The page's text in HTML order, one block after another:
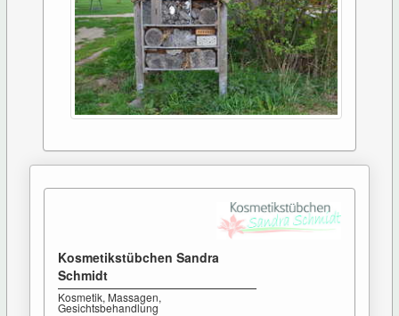
Kosmetikstübchen Sandra
Schmidt
Kosmetik, Massagen,
Gesichtsbehandlung